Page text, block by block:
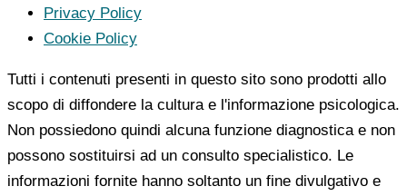
Privacy Policy
Cookie Policy
Tutti i contenuti presenti in questo sito sono prodotti allo
scopo di diffondere la cultura e l'informazione psicologica.
Non possiedono quindi alcuna funzione diagnostica e non
possono sostituirsi ad un consulto specialistico. Le
informazioni fornite hanno soltanto un fine divulgativo e